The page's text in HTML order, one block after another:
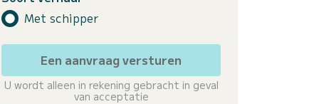
Met schipper
Een aanvraag versturen
U wordt alleen in rekening gebracht in geval
van acceptatie